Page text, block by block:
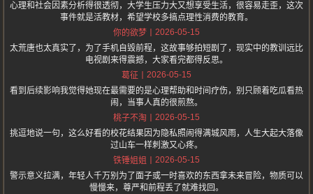
心理和社会因素分析得很透彻，大学生压力大又想享受生活，很容易走歪，这次
事件就是活教材，希望学校多搞点理性消费的教育。
你的欲梦
2026-05-15
太荒唐也太真实了，为了手机自毁前程，这故事够拍短剧了，现实中的教训远比
电视剧来得震撼，大家看完都得反思。
葛征
2026-05-15
看到后续影响我觉得她现在最需要的是心理帮助和时间疗伤，别只顾着吃瓜看热
闹，当事人真的很煎熬。
桃子不淘
2026-05-15
挑逗地说一句，这么好看的校花结果因为隐私照闹得满城风雨，人生大起大落像
过山车一样刺激又心疼。
铁锤姐姐
2026-05-15
警示意义拉满，年轻人千万别为了面子或一时喜欢的东西拿未来冒险，物质可以
慢慢来，尊严和前程丢了就难找回。